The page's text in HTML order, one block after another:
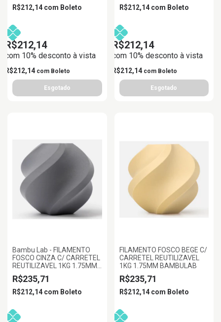
R$212,14 com Boleto
R$212,14
com 10% desconto à vista
R$212,14 com Boleto
R$212,14 com Boleto
R$212,14
com 10% desconto à vista
R$212,14 com Boleto
Bambu Lab - FILAMENTO
FOSCO CINZA C/ CARRETEL
REUTILIZAVEL 1KG 1.75MM
BAMBU LAB
R$235,71
R$212,14 com Boleto
FILAMENTO FOSCO BEGE C/
CARRETEL REUTILIZAVEL
1KG 1.75MM BAMBULAB
R$235,71
R$212,14 com Boleto